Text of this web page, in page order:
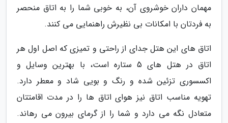
مهمان داران خوشروی آن، به خوبی شما را به اتاق منحصر
به فردتان با امکانات بی نظیرش راهنمایی می کنند.
اتاق های این هتل جدای از راحتی و تمیزی که اصل اول هر
اتاق در هتل های 5 ستاره است، با بهترین وسایل و
اکسسوری تزئین شده و رنگ و بویی شاد و معطر دارد.
تهویه مناسب اتاق نیز هوای اتاق ها را در مدت اقامتتان
متعادل نگه می دارد و شما را از گرمای بیرون می رهاند.